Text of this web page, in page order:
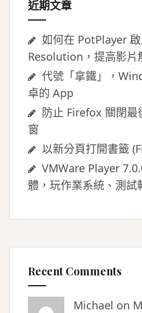
近期文章
如何在 PotPlayer
Resolution，提高影片
代號「拿鐵」，
卓的 App
防止 Firefox 關閉最
窗
以新分頁打開書籤
VMWare Player
體，玩作業系統、測試
Recent Comments
Michael on